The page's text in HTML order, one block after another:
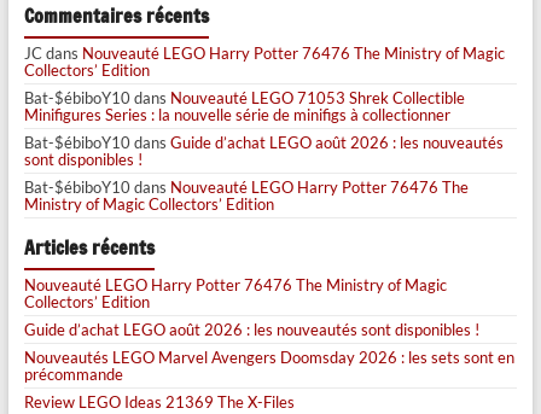
Commentaires récents
JCdans Nouveauté LEGO Harry Potter 76476 The Ministry of Magic
Collectors’ Edition
Bat-$ébiboY10dans Nouveauté LEGO 71053 Shrek Collectible
Minifigures Series : la nouvelle série de minifigs à collectionner
Bat-$ébiboY10dans Guide d’achat LEGO août 2026 : les nouveautés
sont disponibles !
Bat-$ébiboY10dans Nouveauté LEGO Harry Potter 76476 The
Ministry of Magic Collectors’ Edition
Articles récents
Nouveauté LEGO Harry Potter 76476 The Ministry of Magic
Collectors’ Edition
Guide d’achat LEGO août 2026 : les nouveautés sont disponibles !
Nouveautés LEGO Marvel Avengers Doomsday 2026 : les sets sont en
précommande
Review LEGO Ideas 21369 The X-Files